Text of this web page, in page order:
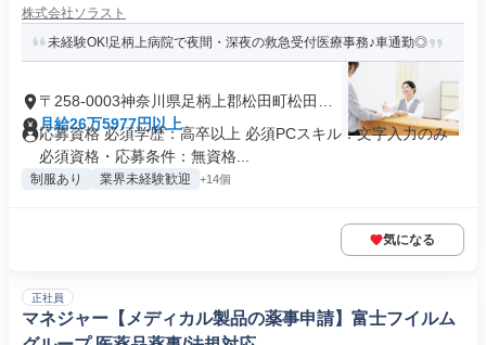
株式会社ソラスト
未経験OK!足柄上病院で夜間・深夜の救急受付医療事務♪車通勤◎
〒258-0003神奈川県足柄上郡松田町松田惣
領
月給26万5977円以上
応募資格 必須学歴：高卒以上 必須PCスキル：文字入力のみ
必須資格・応募条件：無資格...
制服あり 業界未経験歓迎 +14個
気になる
正社員
マネジャー【メディカル製品の薬事申請】富士フイルム